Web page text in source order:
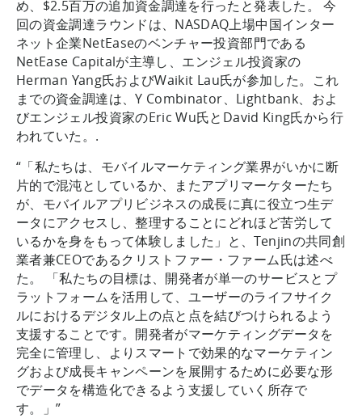
め、$2.5百万の追加資金調達を行ったと発表した。 今
回の資金調達ラウンドは、NASDAQ上場中国インター
ネット企業NetEaseのベンチャー投資部門である
NetEase Capitalが主導し、エンジェル投資家の
Herman Yang氏およびWaikit Lau氏が参加した。これ
までの資金調達は、Y Combinator、Lightbank、およ
びエンジェル投資家のEric Wu氏とDavid King氏から行
われていた。.
“「私たちは、モバイルマーケティング業界がいかに断
片的で混沌としているか、またアプリマーケターたち
が、モバイルアプリビジネスの成長に真に役立つ生デ
ータにアクセスし、整理することにどれほど苦労して
いるかを身をもって体験しました」と、Tenjinの共同創
業者兼CEOであるクリストファー・ファーム氏は述べ
た。 「私たちの目標は、開発者が単一のサービスとプ
ラットフォームを活用して、ユーザーのライフサイク
ルにおけるデジタル上の点と点を結びつけられるよう
支援することです。開発者がマーケティングデータを
完全に管理し、よりスマートで効果的なマーケティン
グおよび成長キャンペーンを展開するために必要な形
でデータを構造化できるよう支援していく所存で
す。」”